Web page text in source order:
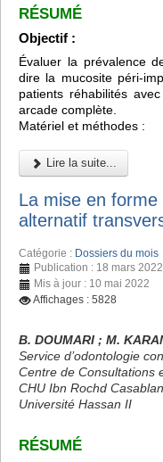
RÉSUMÉ
Objectif :
Évaluer la prévalence
dire la mucosite péri-
patients réhabilités
arcade complète.
Matériel et méthodes :
Lire la suite...
La mise en
alternatif
Catégorie : Dossiers du mois
Publication : 18 mars 2022
Mis à jour : 10 mai 2022
Affichages : 5828
B. DOUMARI ; M.
Service d’odontologie
Centre de Consultations
CHU Ibn Rochd
Université Hassan II
RÉSUMÉ